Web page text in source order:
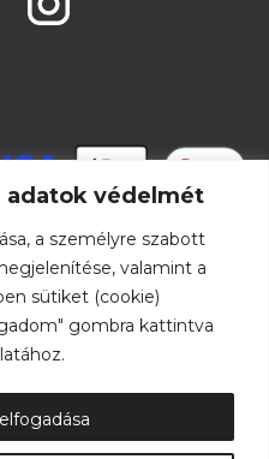
adatok védelmét
a személyre szabott
valamint a
sütiket (cookie)
gombra kattintva